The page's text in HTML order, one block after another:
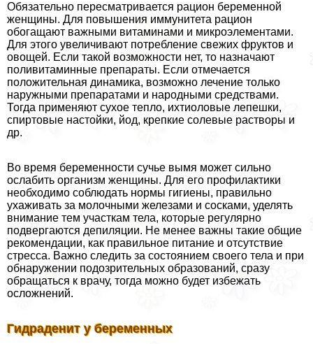
Обязательно пересматривается рацион беременной
женщины. Для повышения иммунитета рацион
обогащают важными витаминами и микроэлементами.
Для этого увеличивают потрeбление свежих фруктов и
овощей. Если такой возможности нет, то назначают
поливитаминные препараты. Если отмечается
положительная динамика, возможно лечение только
наружными препаратами и народными средствами.
Тогда применяют сухое тепло, ихтиоловые лепешки,
спиртовые настойки, йод, крепкие солевые растворы и
др.
Во время беременности сучье вымя может сильно
ослабить организм женщины. Для его профилактики
необходимо соблюдать нормы гигиены, правильно
ухаживать за молочными железами и сосками, уделять
внимание тем участкам тела, которые регулярно
подвергаются депиляции. Не менее важны такие общие
рекомендации, как правильное питание и отсутствие
стресса. Важно следить за состоянием своего тела и при
обнаружении подозрительных образований, сразу
обращаться к врачу, тогда можно будет избежать
осложнений.
Гидраденит у беременных